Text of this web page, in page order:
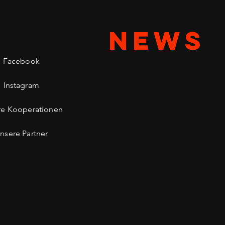
Facebook
Instagram
Kooperationen
Partner
NEWS